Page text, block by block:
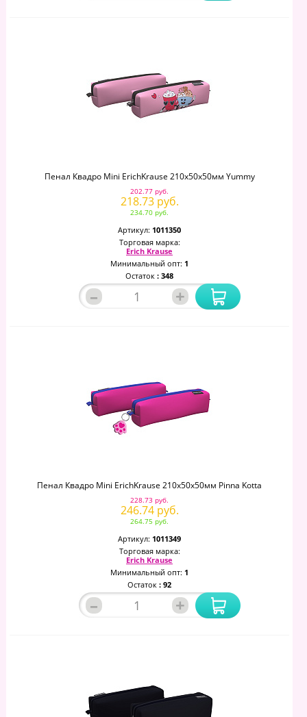
Пенал Квадро Mini ErichKrause 210x50x50мм Yummy
202.77 руб.
218.73 руб.
234.70 руб.
Артикул: 1011350
Торговая марка:
Erich Krause
Минимальный опт: 1
Остаток : 348
– +
Пенал Квадро Mini ErichKrause 210x50x50мм Pinna Kotta
228.73 руб.
246.74 руб.
264.75 руб.
Артикул: 1011349
Торговая марка:
Erich Krause
Минимальный опт: 1
Остаток : 92
– +